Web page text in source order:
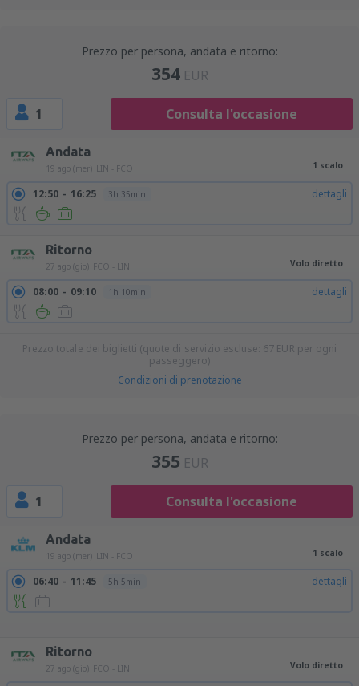
Prezzo per persona, andata e ritorno:
354 EUR
1 Consulta l'occasione
Andata
19 ago (mer) LIN - FCO 1 scalo
12:50 16:25 3h 35min dettagli
Ritorno
27 ago (gio) FCO - LIN Volo diretto
08:00 09:10 1h 10min dettagli
Prezzo totale dei biglietti (quote di servizio escluse: 67 EUR per ogni
passeggero)
Condizioni di prenotazione
Prezzo per persona, andata e ritorno:
355 EUR
1 Consulta l'occasione
Andata
19 ago (mer) LIN - FCO 1 scalo
06:40 11:45 5h 5min dettagli
Ritorno
27 ago (gio) FCO - LIN Volo diretto